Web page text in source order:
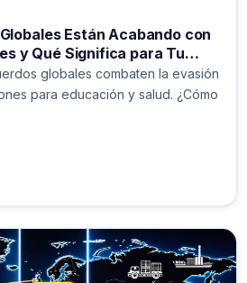
Están Acabando con
y Qué Significa para Tu
globales combaten la evasión
para educación y salud. ¿Cómo